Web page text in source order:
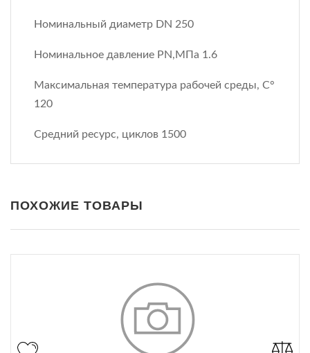
Номинальный диаметр DN 250
Номинальное давление PN,МПа 1.6
Максимальная температура рабочей среды, С°
120
Средний ресурс, циклов 1500
ПОХОЖИЕ ТОВАРЫ